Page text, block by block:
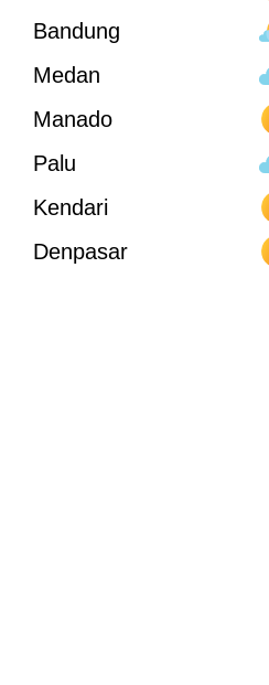
Bandung
Medan
Manado
Palu
Kendari
Denpasar